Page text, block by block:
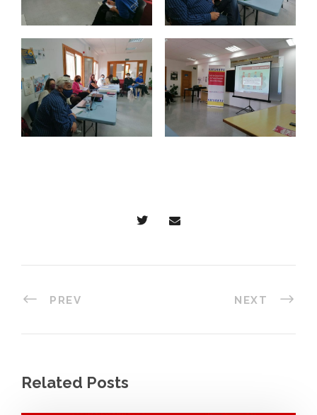
PREV NEXT
Related Posts